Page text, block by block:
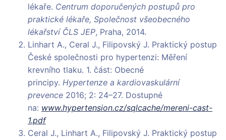
lékaře. Centrum doporučených postupů pro
praktické lékaře, Společnost všeobecného
lékařství ČLS JEP, Praha, 2014.
Linhart A., Ceral J., Filipovský J. Praktický postup
České společnosti pro hypertenzi: Měření
krevního tlaku. 1. část: Obecné
principy. Hypertenze a kardiovaskulární
prevence 2016; 2: 24–27. Dostupné
na: www.hypertension.cz/sqlcache/mereni-cast-
1.pdf
Ceral J., Linhart A., Filipovský J. Praktický postup